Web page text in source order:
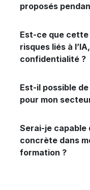
proposés
Est-ce que
risques liés à
confidentialité ?
Est-il possible
pour mon
Serai-je capable
concrète dans